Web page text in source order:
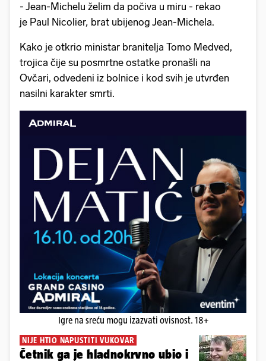
- Jean-Michelu želim da počiva u miru - rekao
je Paul Nicolier, brat ubijenog Jean-Michela.
Kako je otkrio ministar branitelja Tomo Medved,
trojica čije su posmrtne ostatke pronašli na
Ovčari, odvedeni iz bolnice i kod svih je utvrđen
nasilni karakter smrti.
Igre na sreću mogu izazvati ovisnost. 18+
NIJE HTIO NAPUSTITI VUKOVAR
Četnik ga je hladnokrvno ubio i